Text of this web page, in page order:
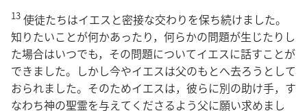
13 使徒たちはイエスと密接な交わりを保ち続けました。
知りたいことが何かあったり，何らかの問題が生じたりし
た場合はいつでも，その問題についてイエスに話すことが
できました。しかし今やイエスは父のもとへ去ろうとして
おられました。そのためイエスは，彼らに別の助け手，す
なわち神の聖霊を与えてくださるよう父に願い求めまし